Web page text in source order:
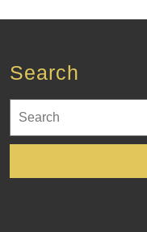
Search
for: